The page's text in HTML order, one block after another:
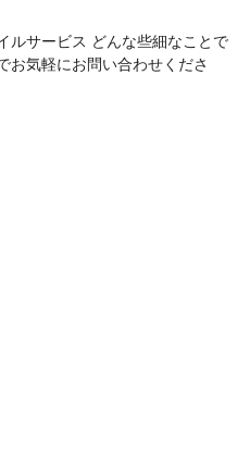
ルサービス どんな些細なことで
お気軽にお問い合わせくださ